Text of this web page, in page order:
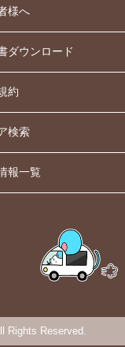
様へ
ダウンロード
約
検索
報一覧
Rights Reserved.